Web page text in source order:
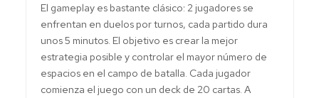
El gameplay es bastante clásico: 2 jugadores se
enfrentan en duelos por turnos, cada partido dura
unos 5 minutos. El objetivo es crear la mejor
estrategia posible y controlar el mayor número de
espacios en el campo de batalla. Cada jugador
comienza el juego con un deck de 20 cartas. A